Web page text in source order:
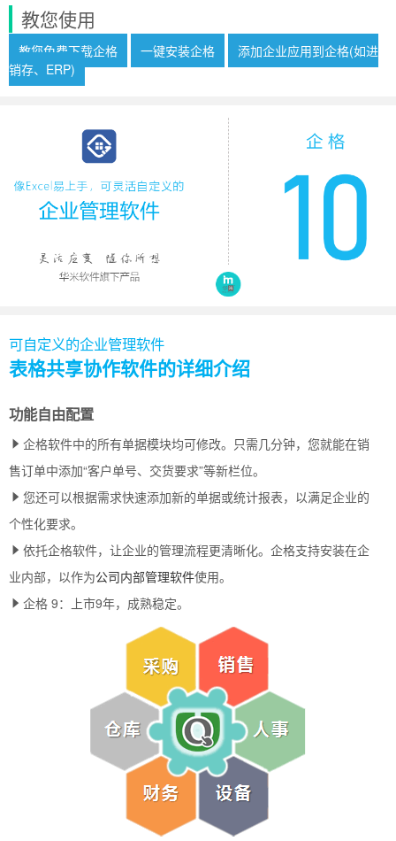
教您使用
教您免费下载企格 一键安装企格
添加企业应用到企格(如进
销存、ERP)
可自定义的企业管理软件
表格共享协作软件的详细介绍
功能自由配置
企格软件中的所有单据模块均可修改。只需几分钟，您就能在销
售订单中添加“客户单号、交货要求”等新栏位。
您还可以根据需求快速添加新的单据或统计报表，以满足企业的
个性化要求。
依托企格软件，让企业的管理流程更清晰化。企格支持安装在企
业内部，以作为公司内部管理软件使用。
企格 9：上市9年，成熟稳定。